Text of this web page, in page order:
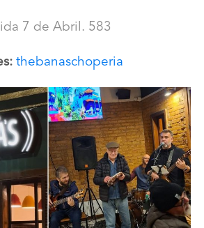
7 de Abril. 583
thebanaschoperia